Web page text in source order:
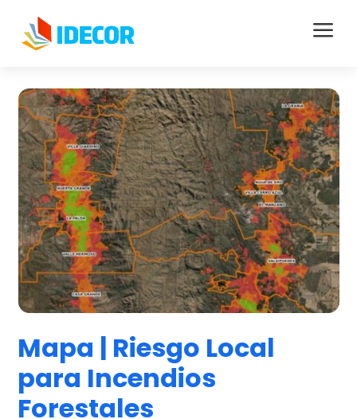
a
Mapa | Riesgo Local
para Incendios
Forestales